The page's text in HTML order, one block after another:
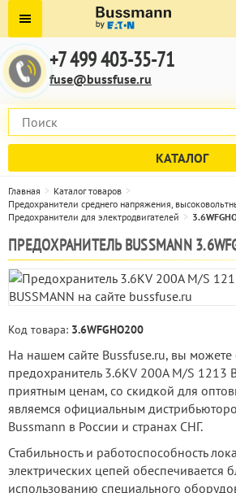
+7 499 403-35-71
fuse@bussfuse.ru
КАТАЛОГ
Главная
Каталог товаров
Предохранители среднего напряжения,
Предохранители для электродвигателей
ПРЕДОХРАНИТЕЛЬ BUSSMANN
Код товара: 3.6WFGHO200
На нашем сайте Bussfuse.ru, вы можете
предохранитель 3.6KV 200A M/S 1213
приятным ценам, со скидкой для
являемся официальным
Bussmann в России и странах СНГ.
Стабильность и работоспособность
электрических цепей обеспечивается
использованию специального